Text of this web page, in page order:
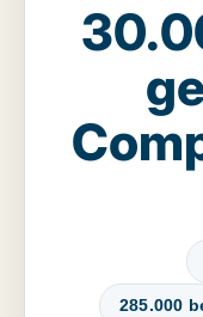
285.000